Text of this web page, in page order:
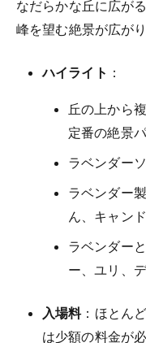
なだらかな丘に広が
峰を望む絶景が広がり
ハイライト ：
丘の上から
定番の絶景
ラベンダー
ラベンダー
ん、キャン
ラベンダー
ー、ユリ、
入場料：ほとん
は少額の料金が